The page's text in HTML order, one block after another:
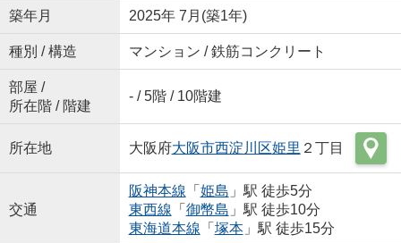
築年月 2025年 7月(築1年)
種別 / 構造 マンション / 鉄筋コンクリート
部屋 /
所在階 / 階建
- / 5階 / 10階建
所在地 大阪府大阪市西淀川区姫里 ２丁目
交通
阪神本線 「 姫島 」駅 徒歩5分
東西線 「 御幣島 」駅 徒歩10分
東海道本線 「 塚本」駅 徒歩15分